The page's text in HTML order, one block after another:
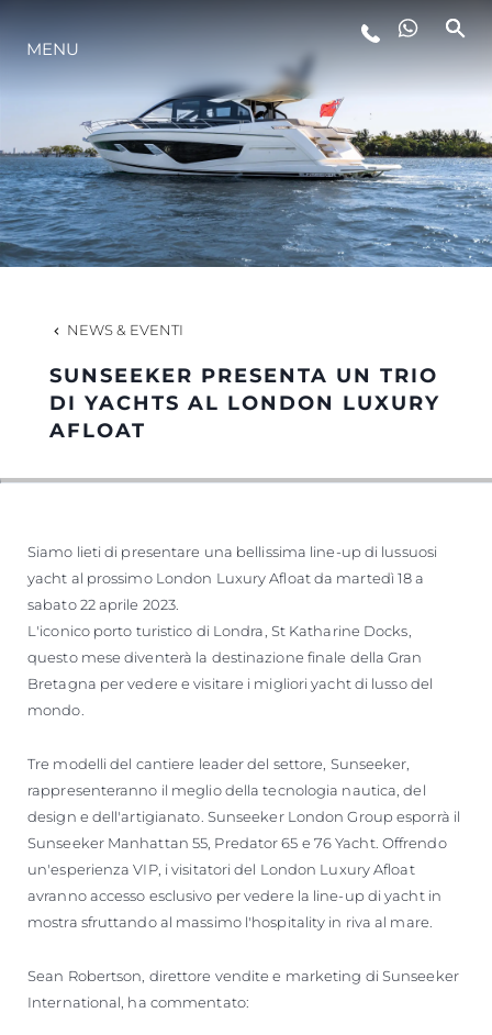
LIFESTYLE
INNOVAZIONE
L'AZIENDA
HERITAGE
VALUTA LA TUA IMBARCAZIONE
MENU
NEWS & EVENTI
SUNSEEKER PRESENTA UN TRIO
DI YACHTS AL LONDON LUXURY
AFLOAT
Siamo lieti di presentare una bellissima line-up di lussuosi
yacht al prossimo London Luxury Afloat da martedì 18 a
sabato 22 aprile 2023.
L'iconico porto turistico di Londra, St Katharine Docks,
questo mese diventerà la destinazione finale della Gran
Bretagna per vedere e visitare i migliori yacht di lusso del
mondo.
Tre modelli del cantiere leader del settore, Sunseeker,
rappresenteranno il meglio della tecnologia nautica, del
design e dell'artigianato. Sunseeker London Group esporrà il
Sunseeker Manhattan 55, Predator 65 e 76 Yacht. Offrendo
un'esperienza VIP, i visitatori del London Luxury Afloat
avranno accesso esclusivo per vedere la line-up di yacht in
mostra sfruttando al massimo l'hospitality in riva al mare.
Sean Robertson, direttore vendite e marketing di Sunseeker
International, ha commentato: